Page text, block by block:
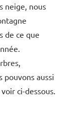
neige, nous
de ce que
pouvons aussi
ci-dessous.